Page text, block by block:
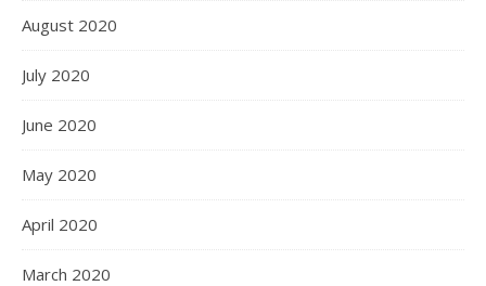
August 2020
July 2020
June 2020
May 2020
April 2020
March 2020